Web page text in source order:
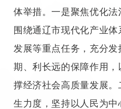
体举措。一是聚焦优化
围绕通辽市现代化产业
发展等重点任务，充分
期、利长远的保障作用
撑经济社会高质量发展
生力度，坚持以人民为